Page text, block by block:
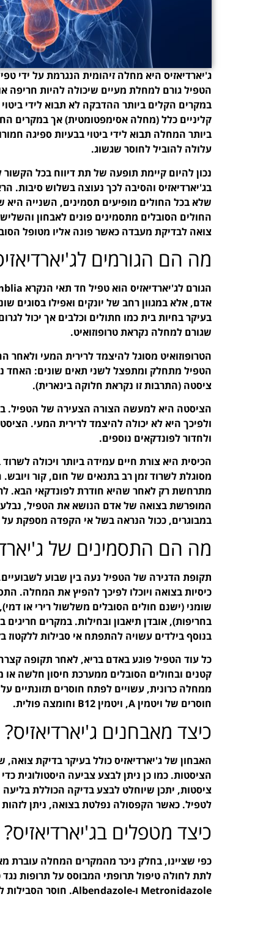
ג'יארדיאזיס היא מחלה זיהומית הנגרמת על ידי
הטפיל גורם למחלת מעיים שיכולה להיות חריפה
במקרים הקלים ביותר ההדבקה לא תבוא לידי
קליניים כלל (מחלה אסימפטומטית) אך במקרים
ביותר המחלה תבוא לידי ביטוי בבעיות ספיגה
עלולה להוביל לחוסר שגשוג.
נכון להיום קיימת תופעה של תת דיווח בכל
בג'יארדיאזיס והסיבה לכך נעוצה בשלוש סיבות.
שלא בכל החולים מופיעים תסמינים, השנייה היא
החולים הסובלים מתסמינים פונים לאבחון
צואה לבדיקת מעבדה כאשר פונה אליו מטופל
מה הם הגורמים
אדם, אלא במגוון רחב של יונקים ואפילו בסוגים
בעיקר בחיות בית כמו חתולים וכלבים אך יכול
שגורם למחלה נקראת טרופוזואיט.
הטרופוזואיט מסוגל להיצמד לרירית המעי
הטפיל מתחלק ומתפצל לשני תאים שונים: האחד
ציסטה (התרבות זו נקראת חלוקה בינארית).
הציסטה היא למעשה הצורה הצעירה של הטפיל.
ולפיכך היא לא יכולה להיצמד לרירית המעי.
ולחדור לפונדקאים נוספים.
הכיסית היא צורת חיים עמידה ביותר ויכולה
מסוגלת לשרוד זמן רב בתנאים של חום, קור
מתרחשת רק לאחר שהיא חודרת לפונדקאי הבא.
המופרשת בצואה של אדם הנושא את הטפיל,
במבוגרים, ככול הנראה בשל אי הקפדה מספקת על
מה הם התסמינים של
כיסיות בצואה ויוכלו לפיכך להפיץ את המחלה.
שומני (ישנם חולים הסובלים משלשול רירי או
בחריפות), אובדן תיאבון ובחילות. במקרים
בנוסף בילדים עשויה להתפתח אי סבילות ללקטוז
כל עוד הטפיל פוגע באדם בריא, לאחר תקופה
קטנים ובחולים הסובלים ממערכת חיסון חלשה
ממחלה כרונית, עשויים לפתח חוסרים תזונתיים
חוסרים של ויטמין A, ויטמין B12 וחומצה פולית.
כיצד מאבחנים ג'יארדיאזיס?
האבחון של ג'יארדיאזיס כולל בעיקר בדיקת צואה,
הציסטות. כמו כן ניתן לבצע צביעה היסטולוגית
ציסטות, יתכן שיוחלט לבצע בדיקה הכוללת
לטפיל. כאשר הקפסולה נפלטת בצואה, ניתן
כיצד מטפלים בג'יארדיאזיס?
כפי שציינו, בחלק ניכר מהמקרים המחלה עוברת
Metronidazole ו-Albendazole. חוסר הסבילות לחלב עשוי להימשך מספר חודשים לאחר סיום הטיפול.